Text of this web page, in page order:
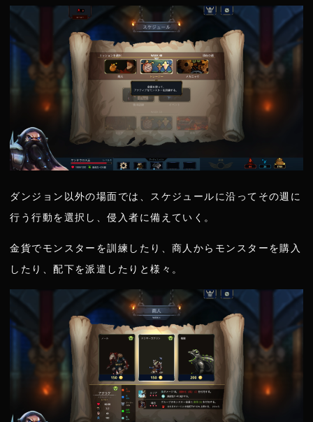
ダンジョン以外の場面では、スケジュールに沿ってその週に
行う行動を選択し、侵入者に備えていく。
金貨でモンスターを訓練したり、商人からモンスターを購入
したり、配下を派遣したりと様々。